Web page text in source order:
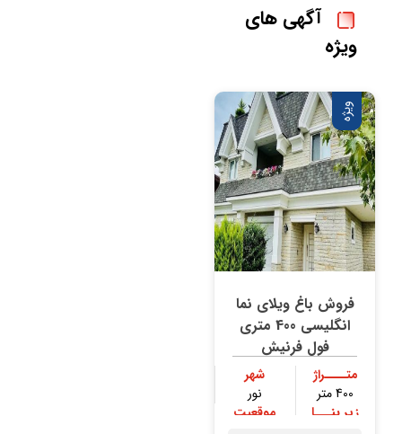
آگهی های
ویژه
ویژه
فروش باغ ویلای نما
انگلیسی 400 متری
فول فرنیش
متــــراژ
400 متر
شهر
نور
زیر بنـــا
موقعیت